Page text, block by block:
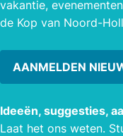
vakantie,
de Kop van Noord-
AANMELDEN
Ideeën, suggesties,
Laat het ons weten.